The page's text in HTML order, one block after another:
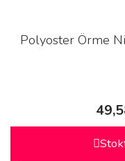
Polyoster Örme